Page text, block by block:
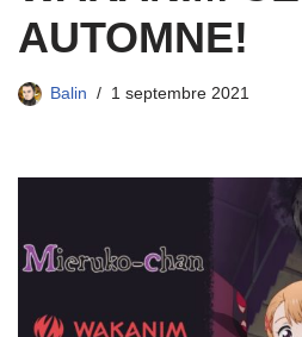
AUTOMNE!
Balin 1 septembre 2021